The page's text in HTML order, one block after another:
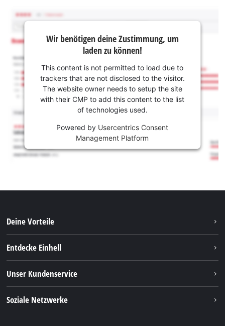
Wir benötigen deine Zustimmung, um
laden zu können!
This content is not permitted to load due to
trackers that are not disclosed to the visitor.
The website owner needs to setup the site
with their CMP to add this content to the list
of technologies used.
Powered by Usercentrics Consent
Management Platform
Deine Vorteile
Entdecke Einhell
Einhell Germany AG
Unser Kundenservice
Soziale Netzwerke